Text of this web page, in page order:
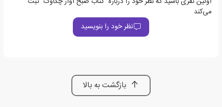
می‌کند
نظر خود را بنویسید
بازگشت به بالا